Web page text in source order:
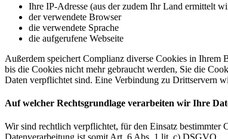
Ihre IP-Adresse (aus der zudem Ihr Land ermittelt
der verwendete Browser
die verwendete Sprache
die aufgerufene Webseite
Außerdem speichert Complianz diverse Cookies in Ihrem
bis die Cookies nicht mehr gebraucht werden, Sie die
Daten verpflichtet sind. Eine Verbindung zu Drittservern
Auf welcher Rechtsgrundlage verarbeiten wir Ihre
Wir sind rechtlich verpflichtet, für den Einsatz bestimmter